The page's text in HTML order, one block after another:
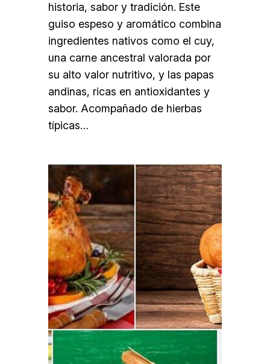
historia, sabor y tradición. Este
guiso espeso y aromático combina
ingredientes nativos como el cuy,
una carne ancestral valorada por
su alto valor nutritivo, y las papas
andinas, ricas en antioxidantes y
sabor. Acompañado de hierbas
típicas…